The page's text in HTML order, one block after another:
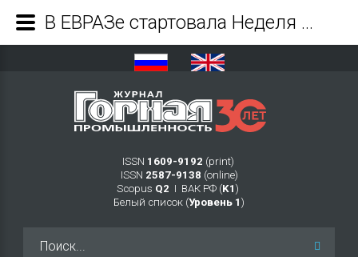
ISSN 1609-9192 (print)
ISSN 2587-9138 (online)
Scopus Q2 Ι ВАК РФ (K1 )
Белый список (Уровень 1 )
В ЕВРАЗе стартовала Неделя Безопасности - Журнал Горная промышленность